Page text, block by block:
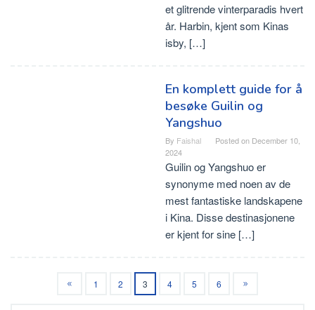
et glitrende vinterparadis hvert
år. Harbin, kjent som Kinas
isby, […]
En komplett guide for å
besøke Guilin og
Yangshuo
By Faishal Posted on December 10,
2024
Guilin og Yangshuo er
synonyme med noen av de
mest fantastiske landskapene
i Kina. Disse destinasjonene
er kjent for sine […]
1 2 3 4 5 6